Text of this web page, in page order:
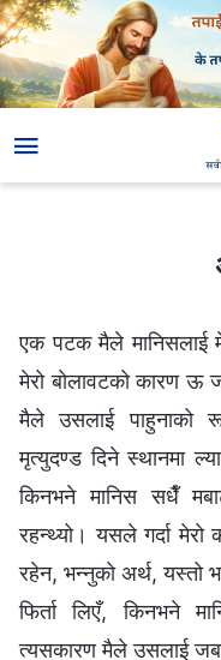
एक पटक मैले मानिसलाई
मेरो बोलावटको कारण ऊ
मैले उसलाई पाहुनाको
मृत्युदण्ड दिने स्थानमा
किनभने मानिस सधैँ
रहन्थ्यो। यसले गर्दा मेरो
रहेन, भन्‍नुको अर्थ, यस्तो
फिर्ता लिएँ, किनभने
त्यसकारण मैले उसलाई